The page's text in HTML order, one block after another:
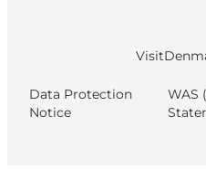
Data Protection
Notice
WAS